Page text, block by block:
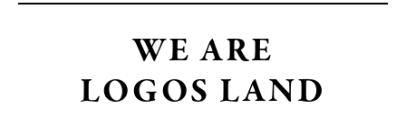
WE ARE
LOGOS LAND